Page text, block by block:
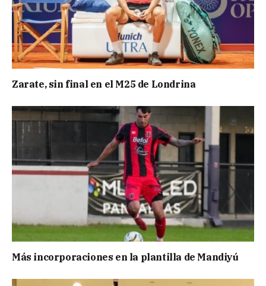
Zarate, sin final en el M25 de Londrina
Más incorporaciones en la plantilla de Mandiyú